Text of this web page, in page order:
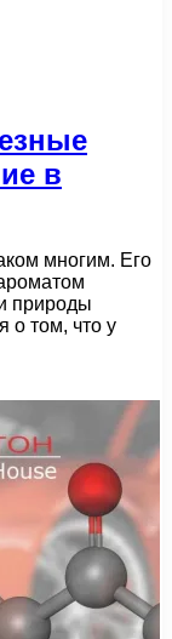
в
многим. Его
природы
о том, что у